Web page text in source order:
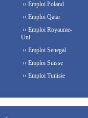
›› Emploi Poland
›› Emploi Qatar
›› Emploi Royaume-
Uni
›› Emploi Senegal
›› Emploi Suisse
›› Emploi Tunisie